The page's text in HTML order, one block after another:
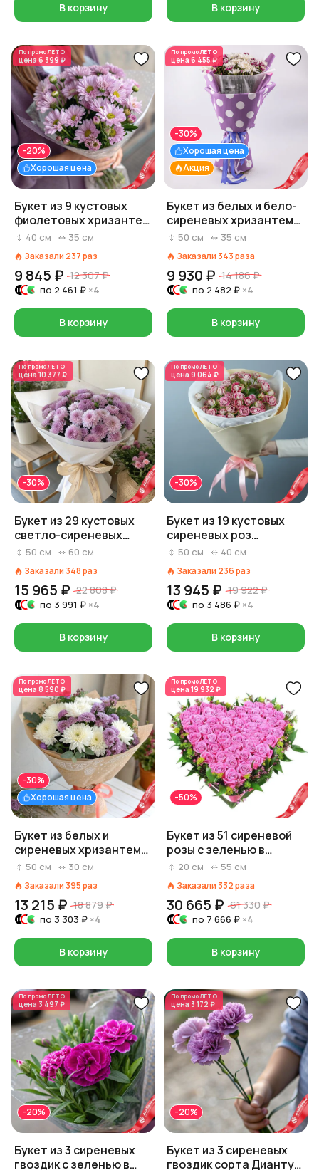
В корзину В корзину
По промоЛЕТО
цена 6 399 ₽
Хорошая цена
-20%
Букет из 9 кустовых
фиолетовых хризантем
в пленке, Ромашка,
40 см 35 см
Заказали 237раз
9 845 ₽ 12 307 ₽
по 2 461 ₽ ×4
В корзину
По промоЛЕТО
цена 6 455 ₽
Акция
Хорошая цена
-30%
Букет из белых и бело-
сиреневых хризантем
«Удивляй»
50 см 35 см
Заказали 343раза
9 930 ₽ 14 186 ₽
по 2 482 ₽ ×4
В корзину
По промоЛЕТО
цена10 377 ₽
-30%
Букет из 29 кустовых
светло-сиреневых
хризантем
50 см 60 см
Заказали 348раз
15 965 ₽ 22 808 ₽
по 3 991 ₽ ×4
В корзину
По промоЛЕТО
цена 9 064 ₽
-30%
Букет из 19 кустовых
сиреневых роз
«Воображение»
50 см 40 см
Заказали 236раз
13 945 ₽ 19 922 ₽
по 3 486 ₽ ×4
В корзину
По промоЛЕТО
цена 8 590 ₽
Хорошая цена
-30%
Букет из белых и
сиреневых хризантем
«Прости, поверь»
50 см 30 см
Заказали 395раз
13 215 ₽ 18 879 ₽
по 3 303 ₽ ×4
В корзину
По промоЛЕТО
цена 19 932 ₽
-50%
Букет из 51 сиреневой
розы с зеленью в
коробке в форме
20 см 55 см
Заказали 332раза
30 665 ₽ 61 330 ₽
по 7 666 ₽ ×4
В корзину
По промоЛЕТО
цена 3 497 ₽
-20%
Букет из 3 сиреневых
гвоздик с зеленью в
По промоЛЕТО
цена 3 172 ₽
-20%
Букет из 3 сиреневых
гвоздик сорта Диантус,